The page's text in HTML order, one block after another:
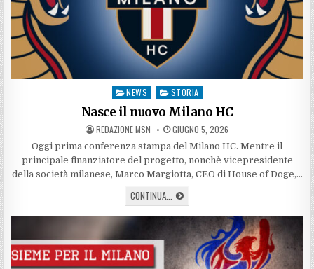
Posted
NEWS STORIA
Nasce il nuovo Milano HC
AUTHOR:
REDAZIONE MSN PUBLISHED
DATE:
GIUGNO 5, 2026
Oggi prima conferenza stampa del Milano HC. Mentre il
principale finanziatore del progetto, nonchè vicepresidente
della società milanese, Marco Margiotta, CEO di House of Doge,…
CONTINUA... NASCE
IL
NUOVO
MILANO